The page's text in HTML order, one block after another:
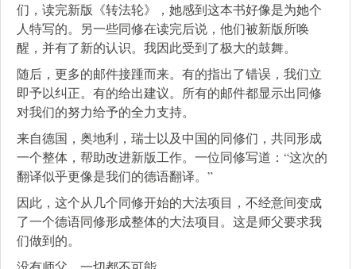
们，读完新版《转法轮》，她感到这本书好像是为她个
人特写的。另一些同修在读完后说，他们被新版所唤
醒，并有了新的认识。我因此受到了极大的鼓舞。
随后，更多的邮件接踵而来。有的指出了错误，我们立
即予以纠正。有的给出建议。所有的邮件都显示出同修
对我们的努力给予的全力支持。
来自德国，奥地利，瑞士以及中国的同修们，共同形成
一个整体，帮助改进新版工作。一位同修写道：“这次的
翻译似乎更像是我们的德语翻译。”
因此，这个从几个同修开始的大法项目，不经意间变成
了一个德语同修形成整体的大法项目。这是师父要求我
们做到的。